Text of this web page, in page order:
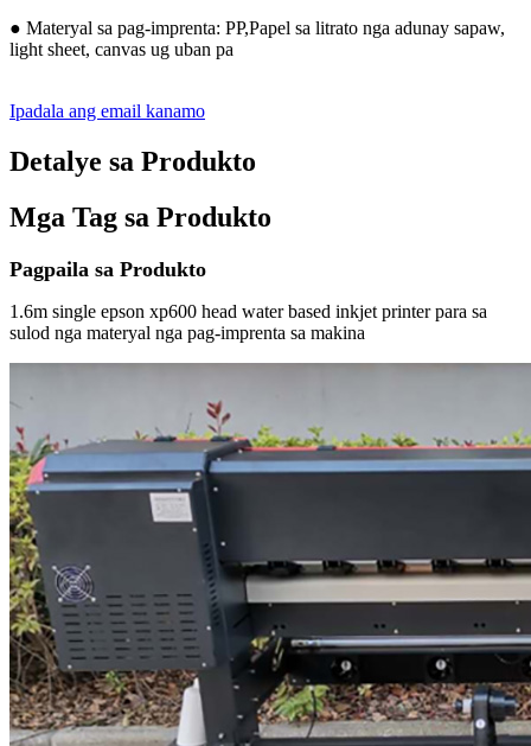
● Materyal sa pag-imprenta: PP,Papel sa litrato nga adunay sapaw,
light sheet, canvas ug uban pa
Ipadala ang email kanamo
Detalye sa Produkto
Mga Tag sa Produkto
Pagpaila sa Produkto
1.6m single epson xp600 head water based inkjet printer para sa
sulod nga materyal nga pag-imprenta sa makina